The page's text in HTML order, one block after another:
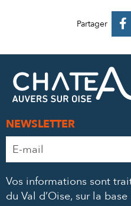
Partager 
NEWSLETTER
Adresse
e-
*
Vos informations sont
du Val d’Oise, sur la